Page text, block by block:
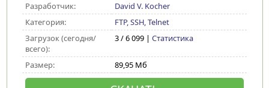
Разработчик:
David V. Kocher
Категория:
FTP, SSH, Telnet
Загрузок (сегодня/
всего):
3 / 6 099 | Статистика
Размер: 89,95 Мб